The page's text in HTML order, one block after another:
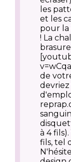
les
et les
pour la
! La
brasure
de
à 4
fils, tel